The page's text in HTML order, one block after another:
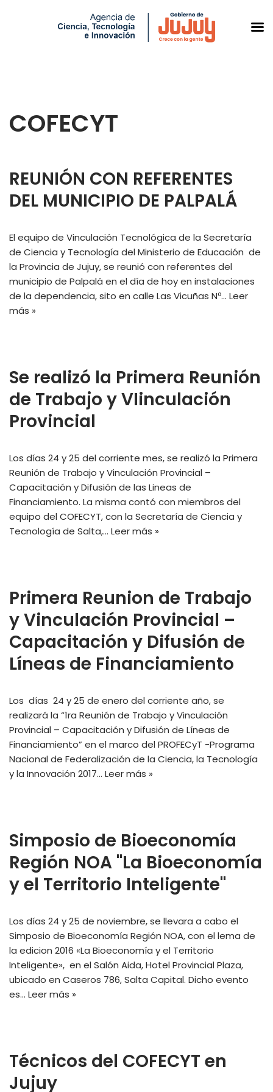
contenido
COFECYT
REUNIÓN CON REFERENTES
DEL MUNICIPIO DE PALPALÁ
El equipo de Vinculación Tecnológica de la Secretaría
de Ciencia y Tecnología del Ministerio de Educación de
la Provincia de Jujuy, se reunió con referentes del
municipio de Palpalá en el día de hoy en instalaciones
de la dependencia, sito en calle Las Vicuñas Nº… Leer
más »
Se realizó la Primera Reunión
de Trabajo y VIinculación
Provincial
Los días 24 y 25 del corriente mes, se realizó la Primera
Reunión de Trabajo y Vinculación Provincial –
Capacitación y Difusión de las Lineas de
Financiamiento. La misma contó con miembros del
equipo del COFECYT, con la Secretaría de Ciencia y
Tecnología de Salta,… Leer más »
Primera Reunion de Trabajo
y Vinculación Provincial –
Capacitación y Difusión de
Líneas de Financiamiento
Los días 24 y 25 de enero del corriente año, se
realizará la “1ra Reunión de Trabajo y Vinculación
Provincial – Capacitación y Difusión de Líneas de
Financiamiento” en el marco del PROFECyT -Programa
Nacional de Federalización de la Ciencia, la Tecnología
y la Innovación 2017… Leer más »
Simposio de Bioeconomía
Región NOA "La Bioeconomía
y el Territorio Inteligente"
Los días 24 y 25 de noviembre, se llevara a cabo el
Simposio de Bioeconomía Región NOA, con el lema de
la edicion 2016 «La Bioeconomía y el Territorio
Inteligente», en el Salón Aida, Hotel Provincial Plaza,
ubicado en Caseros 786, Salta Capital. Dicho evento
es… Leer más »
Técnicos del COFECYT en
Jujuy